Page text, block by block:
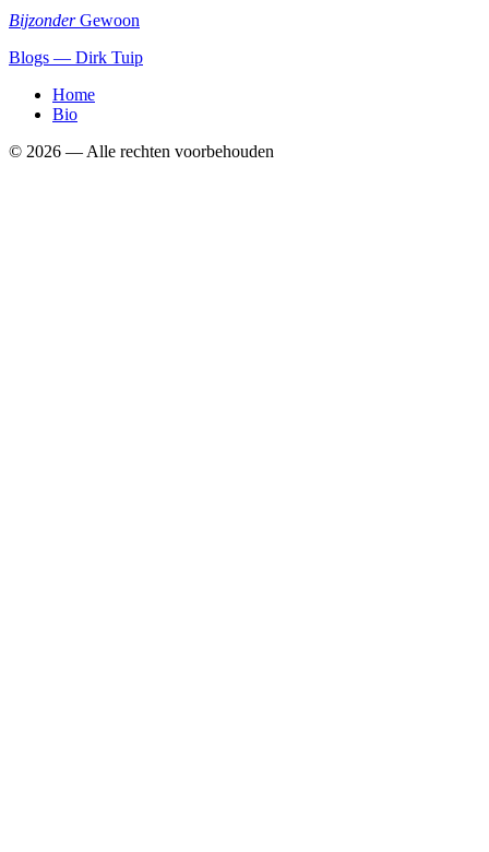
Bijzonder Gewoon
Blogs — Dirk Tuip
Home
Bio
© 2026 — Alle rechten voorbehouden